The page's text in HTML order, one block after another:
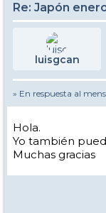
Re: Japón
luisgcan
» En respuesta al
Hola.
Yo también
Muchas gracias